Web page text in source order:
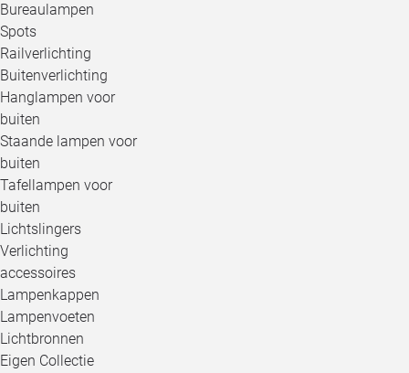
Bureaulampen
Spots
Railverlichting
Buitenverlichting
Hanglampen voor
buiten
Staande lampen voor
buiten
Tafellampen voor
buiten
Lichtslingers
Verlichting
accessoires
Lampenkappen
Lampenvoeten
Lichtbronnen
Eigen Collectie